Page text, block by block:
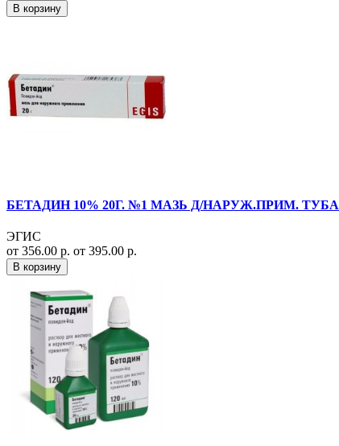
В корзину
БЕТАДИН 10% 20Г. №1 МАЗЬ Д/НАРУЖ.ПРИМ. ТУБА
ЭГИС
от 356.00 р. от 395.00 р.
В корзину